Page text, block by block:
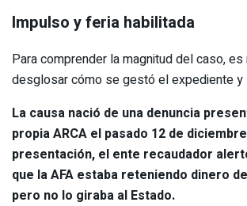
Impulso y feria habilitada
Para comprender la magnitud del caso,
desglosar cómo se gestó el expediente y
La causa nació de una denuncia
propia ARCA el pasado 12 de
presentación, el ente recaudador
que la AFA estaba reteniendo dinero
pero no lo giraba al Estado.